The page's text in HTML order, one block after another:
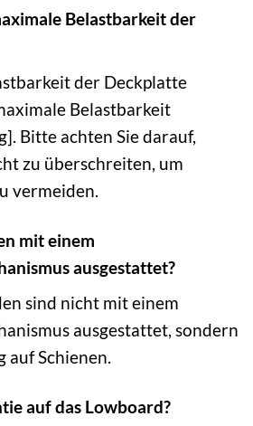
Belastbarkeit der
der Deckplatte
Belastbarkeit
Bitte achten Sie darauf,
zu überschreiten, um
vermeiden.
mit einem
ausgestattet?
sind nicht mit einem
ausgestattet, sondern
auf Schienen.
auf das Lowboard?